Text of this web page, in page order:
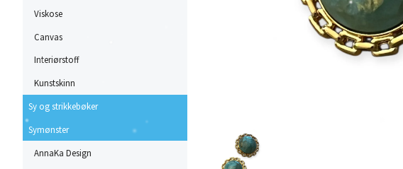
Viskose
Canvas
Interiørstoff
Kunstskinn
Sy og strikkebøker
Symønster
AnnaKa Design